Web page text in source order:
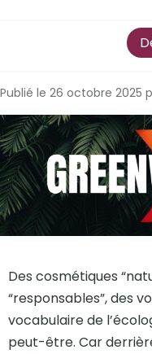
Publié le 26 octobre 2025
Des cosmétiques
“responsables”, des
vocabulaire de
peut-être. Car